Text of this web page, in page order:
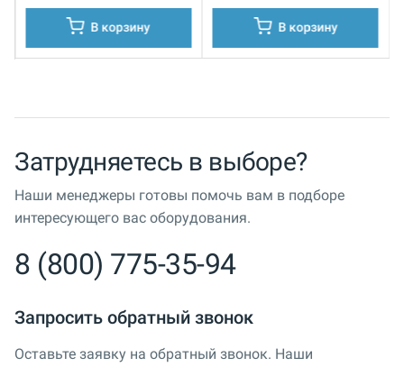
В корзину В корзину
Затрудняетесь в выборе?
Наши менеджеры готовы помочь вам в подборе
интересующего вас оборудования.
8 (800) 775-35-94
Запросить обратный звонок
Оставьте заявку на обратный звонок. Наши